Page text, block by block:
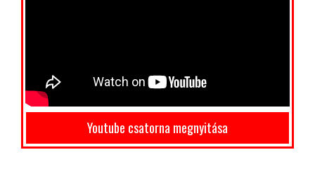
Youtube csatorna megnyitása